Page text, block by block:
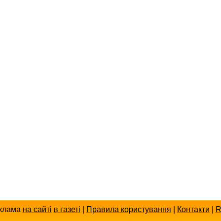
на сайті в газеті Правила користування Контакти